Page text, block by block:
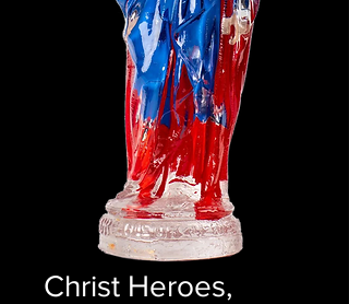
Christ Heroes,